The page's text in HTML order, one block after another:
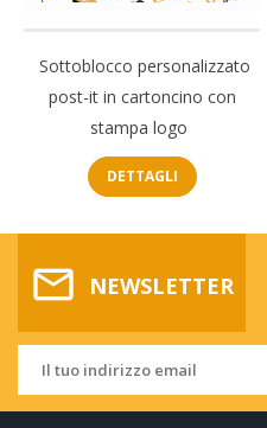
Sottoblocco personalizzato
post-it in cartoncino con
stampa logo
DETTAGLI
mail_outline NEWSLETTER